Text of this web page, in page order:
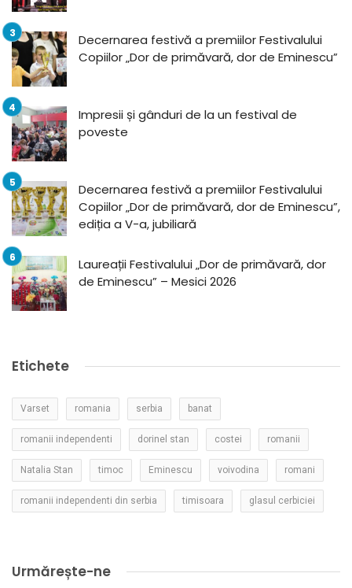
Decernarea festivă a premiilor Festivalului
Copiilor „Dor de primăvară, dor de Eminescu”
Impresii și gânduri de la un festival de
poveste
Decernarea festivă a premiilor Festivalului
Copiilor „Dor de primăvară, dor de Eminescu”,
ediția a V-a, jubiliară
Laureații Festivalului „Dor de primăvară, dor
de Eminescu” – Mesici 2026
Etichete
Varset romania serbia banat
romanii independenti dorinel stan costei romanii
Natalia Stan timoc Eminescu voivodina romani
romanii independenti din serbia timisoara glasul cerbiciei
Urmărește-ne